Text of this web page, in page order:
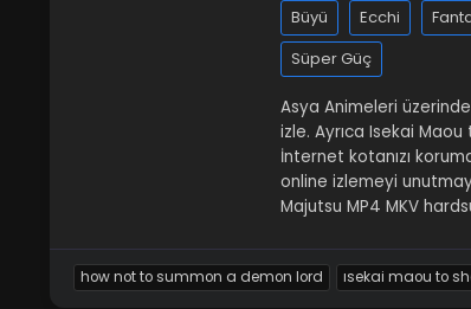
Büyü Ecchi
Süper Güç
Asya Animeleri üzerinde
izle. Ayrıca Isekai
İnternet kotanızı
online izlemeyi
Majutsu MP4 MKV
how not to summon a demon lord isekai maou to